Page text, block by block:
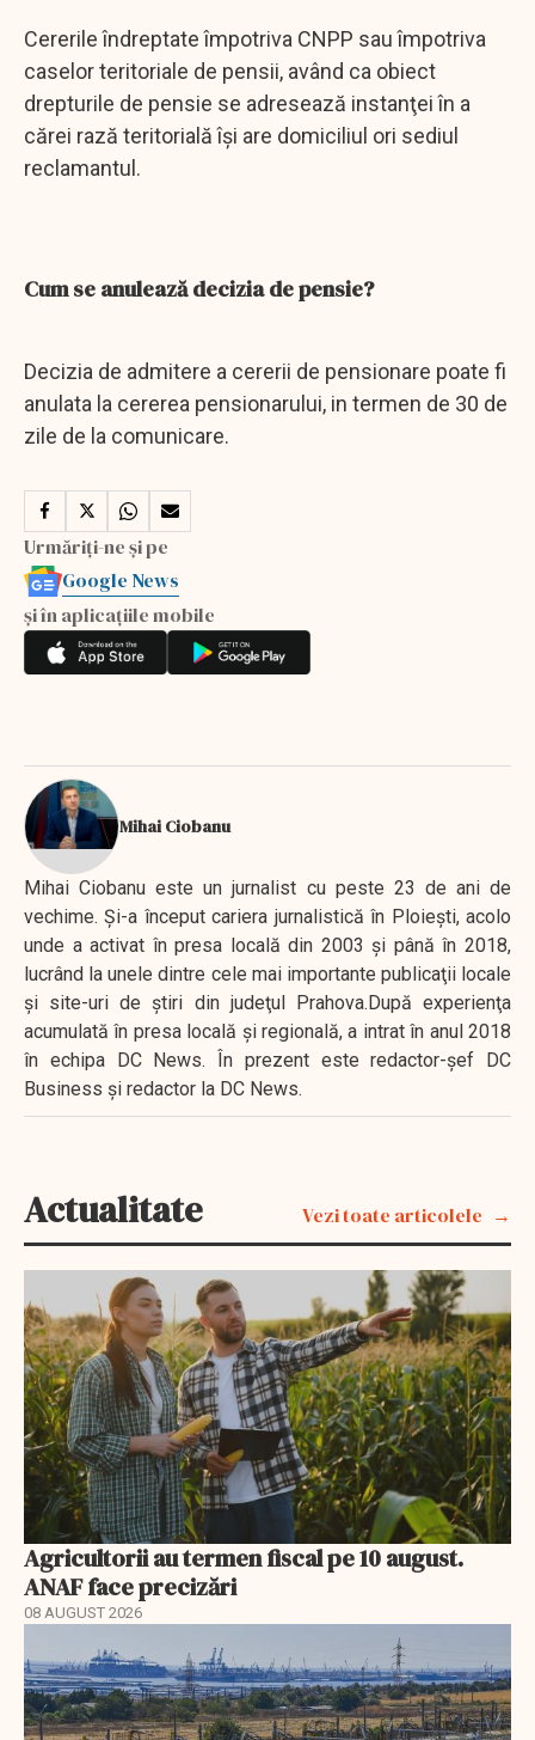
Cererile îndreptate împotriva CNPP sau împotriva
caselor teritoriale de pensii, având ca obiect
drepturile de pensie se adresează instanţei în a
cărei rază teritorială îşi are domiciliul ori sediul
reclamantul.
Cum se anulează decizia de pensie?
Decizia de admitere a cererii de pensionare poate fi
anulata la cererea pensionarului, in termen de 30 de
zile de la comunicare.
Urmăriți-ne și pe
Google News
și în aplicațiile mobile
Mihai Ciobanu
Mihai Ciobanu este un jurnalist cu peste 23 de ani de
vechime. Şi-a început cariera jurnalistică în Ploieşti, acolo
unde a activat în presa locală din 2003 şi până în 2018,
lucrând la unele dintre cele mai importante publicaţii locale
şi site-uri de ştiri din judeţul Prahova.După experienţa
acumulată în presa locală şi regională, a intrat în anul 2018
în echipa DC News. În prezent este redactor-şef DC
Business şi redactor la DC News.
Actualitate Vezi toate articolele
Agricultorii au termen fiscal pe 10 august.
ANAF face precizări
08 AUGUST 2026